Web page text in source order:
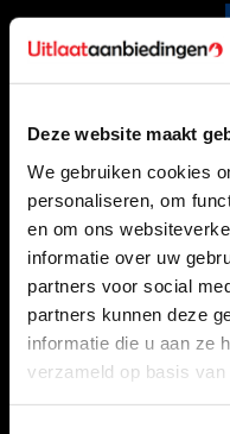
Deze website maakt
We gebruiken cookies
personaliseren, om
en om ons
informatie over uw
partners voor social
partners kunnen deze
informatie die u aan ze
verzameld op basis
Klantenservice
Over ons
Betaalmethoden
Algemene voorwaarden
Herroepingsrecht
Privacy Policy
Verzenden & retourneren
Afkoelingsperiode